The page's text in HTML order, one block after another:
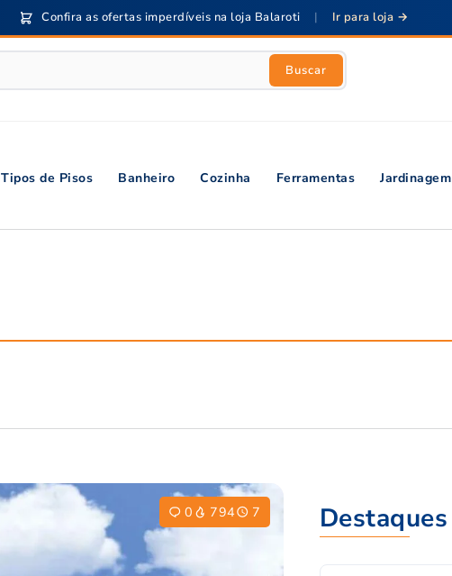
Confira as ofertas imperdíveis na loja Balaroti | Ir para loja →
Buscar
Tipos de Pisos Banheiro Cozinha Ferramentas Jardinagem
0 794 7 Destaques